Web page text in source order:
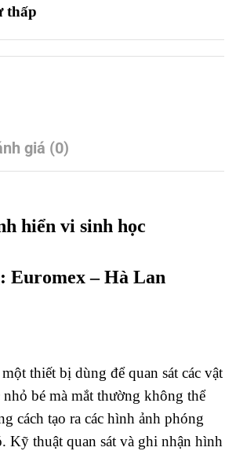
thấp
giá (0)
hiển vi sinh học
Euromex– Hà Lan
thiết bị dùng để quan sát các vật
bé mà mắt thường không thể
cách tạo ra các hình ảnh phóng
Kỹ thuật quan sát và ghi nhận hình